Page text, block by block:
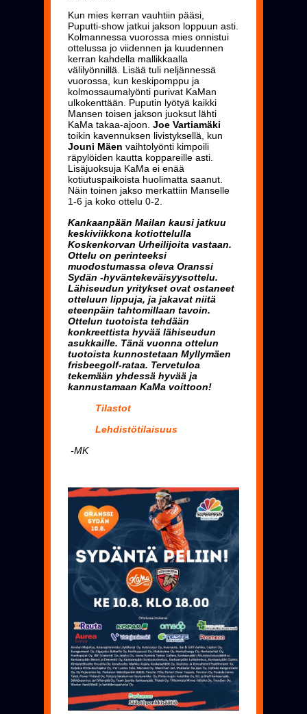
Kun mies kerran vauhtiin pääsi,
Puputti-show jatkui jakson loppuun asti.
Kolmannessa vuorossa mies onnistui
ottelussa jo viidennen ja kuudennen
kerran kahdella mallikkaalla
välilyönnillä. Lisää tuli neljännessä
vuorossa, kun keskipomppu ja
kolmossaumalyönti purivat KaMan
ulkokenttään. Puputin lyötyä kaikki
Mansen toisen jakson juoksut lähti
KaMa takaa-ajoon. Joe Vartiamäki
toikin kavennuksen livistyksellä, kun
Jouni Mäen vaihtolyönti kimpoili
räpylöiden kautta koppareille asti.
Lisäjuoksuja KaMa ei enää
kotiutuspaikoista huolimatta saanut.
Näin toinen jakso merkattiin Manselle
1-6 ja koko ottelu 0-2.
Kankaanpään Mailan kausi jatkuu
keskiviikkona kotiottelulla
Koskenkorvan Urheilijoita vastaan.
Ottelu on perinteeksi
muodostumassa oleva Oranssi
Sydän -hyväntekeväisyysottelu.
Lähiseudun yritykset ovat ostaneet
otteluun lippuja, ja jakavat niitä
eteenpäin tahtomillaan tavoin.
Ottelun tuotoista tehdään
konkreettista hyvää lähiseudun
asukkaille. Tänä vuonna ottelun
tuotoista kunnostetaan Myllymäen
frisbeegolf-rataa. Tervetuloa
tekemään yhdessä hyvää ja
kannustamaan KaMa voittoon!
Tilastot
Lehdistötilaisuus
-MK